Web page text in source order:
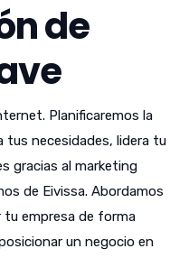
de
Planificaremos la
tus necesidades, lidera tu
gracias al marketing
de Eivissa. Abordamos
tu empresa de forma
un negocio en